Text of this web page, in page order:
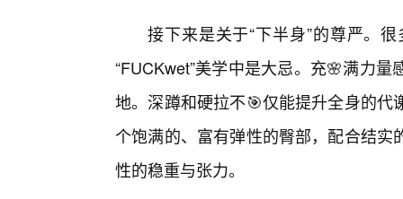
接下来是关于“下半身”的尊严。
“FUCKwet”美学中是大忌。充🌸满力
地。深蹲和硬拉不🎯仅能提升全身的
个饱满的、富有弹性的臀部，配合结
性的稳重与张力。